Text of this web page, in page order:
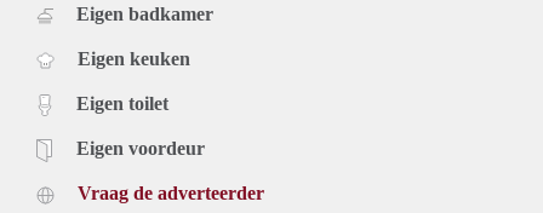
Eigen badkamer
Eigen keuken
Eigen toilet
Eigen voordeur
Vraag de adverteerder